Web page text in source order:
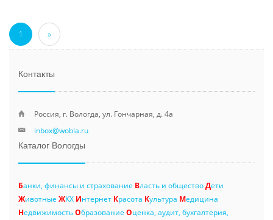
1 »
Контакты
Россия, г. Вологда, ул. Гончарная, д. 4а
inbox@wobla.ru
Каталог Вологды
Банки, финансы и страхование Власть и обществоДети
Животные ЖКХ Интернет Красота Культура Медицина
НедвижимостьОбразование Оценка, аудит, бухгалтерия,